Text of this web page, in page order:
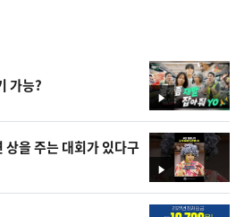
영
상
가능?
영
상
을 주는 대회가 있다구